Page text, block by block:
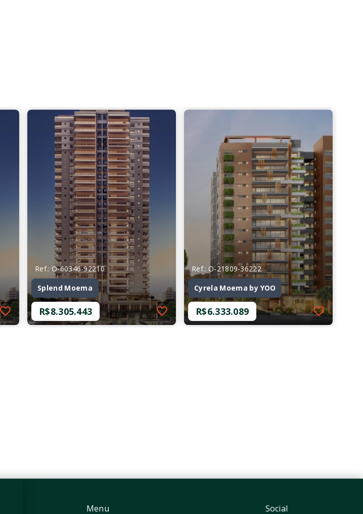
Ref.: O-60346-92210
Splend Moema
R$8.305.443
Ref.: O-21809-36222
Cyrela Moema by YOO
R$6.333.089
Menu Social